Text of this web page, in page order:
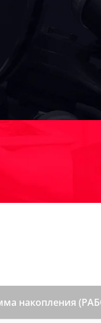
накопления